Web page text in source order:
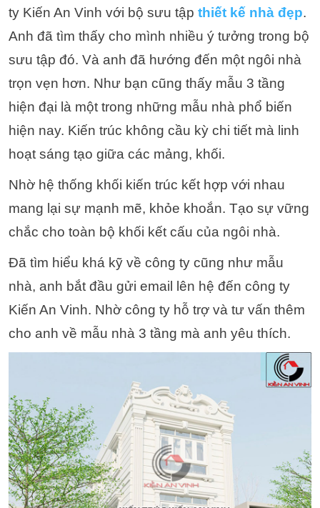
ty Kiến An Vinh với bộ sưu tập thiết kế nhà đẹp.
Anh đã tìm thấy cho mình nhiều ý tưởng trong bộ
sưu tập đó. Và anh đã hướng đến một ngôi nhà
trọn vẹn hơn. Như bạn cũng thấy mẫu 3 tầng
hiện đại là một trong những mẫu nhà phổ biến
hiện nay. Kiến trúc không cầu kỳ chi tiết mà linh
hoạt sáng tạo giữa các mảng, khối.
Nhờ hệ thống khối kiến trúc kết hợp với nhau
mang lại sự mạnh mẽ, khỏe khoắn. Tạo sự vững
chắc cho toàn bộ khối kết cấu của ngôi nhà.
Đã tìm hiểu khá kỹ về công ty cũng như mẫu
nhà, anh bắt đầu gửi email lên hệ đến công ty
Kiến An Vinh. Nhờ công ty hỗ trợ và tư vấn thêm
cho anh về mẫu nhà 3 tầng mà anh yêu thích.